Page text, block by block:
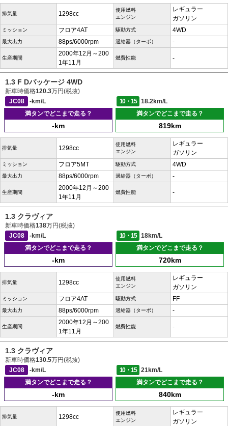
排気量 1298cc
使用燃料
エンジン
レギュラー
ガソリン
ミッション フロア4AT 駆動方式 4WD
最大出力 88ps/6000rpm 過給器（ターボ） -
生産期間
2000年12月～200
1年11月
燃費性能 -
1.3 F Dパッケージ 4WD
新車時価格120.3万円(税抜)
JC08
-km/L 10・15
18.2km/L
満タンでどこまで走る？
-km
満タンでどこまで走る？
819km
排気量 1298cc
使用燃料
エンジン
レギュラー
ガソリン
ミッション フロア5MT 駆動方式 4WD
最大出力 88ps/6000rpm 過給器（ターボ） -
生産期間
2000年12月～200
1年11月
燃費性能 -
1.3 クラヴィア
新車時価格138万円(税抜)
JC08
-km/L 10・15
18km/L
満タンでどこまで走る？
-km
満タンでどこまで走る？
720km
排気量 1298cc
使用燃料
エンジン
レギュラー
ガソリン
ミッション フロア4AT 駆動方式 FF
最大出力 88ps/6000rpm 過給器（ターボ） -
生産期間
2000年12月～200
1年11月
燃費性能 -
1.3 クラヴィア
新車時価格130.5万円(税抜)
JC08
-km/L 10・15
21km/L
満タンでどこまで走る？
-km
満タンでどこまで走る？
840km
排気量 1298cc
使用燃料
エンジン
レギュラー
ガソリン